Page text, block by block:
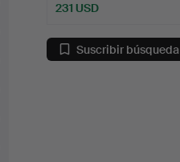
231 USD
Suscribir búsqueda